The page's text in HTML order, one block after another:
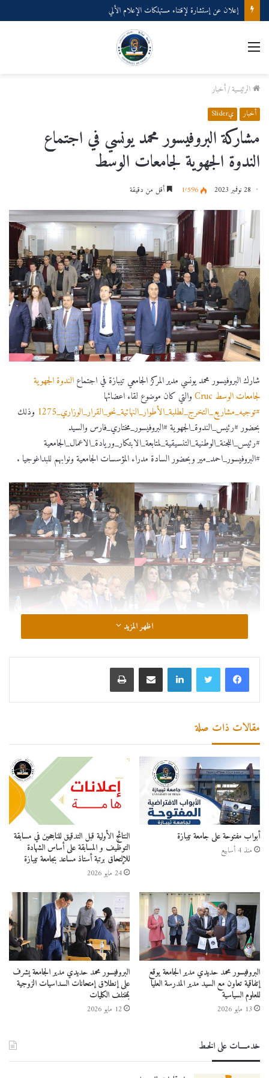
إعلان عن إستشارة لإقتناء مستهلكات الإعلام الألي
القائمة
الرئيسية/أخبار
أخبار يSlider
مشاركة البروفيسور محمد يونسي في اجتماع
الندوة الجهوية لجامعات الوسط
28 نوفمبر 2023 1٬596 أقل من دقيقة
شارك البروفيسور محمد يونسي مدير المركز الجامعي تيبازة في اجتماعالندوة الجهوية
لجامعات الوسط Cruc
والتي كان موضوع لقاء اعضائها
#توجيه_مشاريع_التخرج_لطلبة_الأطوار_النهائية_نحو_القرار_الوزاري_1275
وذلك
بحضور #رئيس_الندوة_الجهوية #البروفيسور_مختاري_فارس والسيد
#رئيس_اللجنة_الوطنية_التنسيقية_لمتابعة_الابتكار_وريادة_الاعمال_الجامعية
#البروفيسور_احمد_مير وبحضور السادة مدراء المؤسسات الجامعية ونوابهم للبداغوجيا .
اظهر المزيد
لينكدإن مشاركة عبر البريد طباعة
مقالات ذات صلة
أبواب مفتوحة على جامعة تيبازة
منذ 4 أسابيع
النتائج الأولية قبل التدقيق للناجحين في مسابقة
التوظيف و المسابقة على أساس الشهادة
للإلتحاق برتبة أستاذ مساعد بجامعة تيبازة
24 مايو 2026
البروفيسور محمد حديدي مدير الجامعة يوقع
إتفاقية تعاون مع السيد مدير المدرسة العليا
للعلوم السياسية
13 مايو 2026
البروفيسور محمد حديدي مدير الجامعة يشرف
على إنطلاق إمتحانات السداسيات الزوجية
بمختلف الكليات
12 مايو 2026
خدمــــات على الخـط